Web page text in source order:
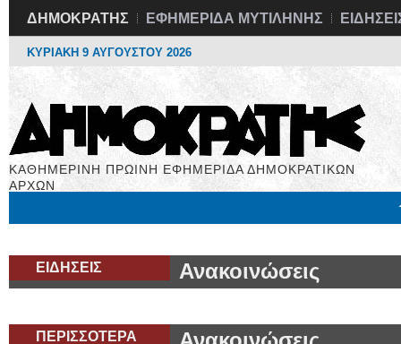
ΔΗΜΟΚΡΑΤΗΣ ΕΦΗΜΕΡΙΔΑ ΜΥΤΙΛΗΝΗΣ
ΚΥΡΙΑΚΗ 9 ΑΥΓΟΥΣΤΟΥ 2026
ΚΑΘΗΜΕΡΙΝΗ ΠΡΩΙΝΗ ΕΦΗΜΕΡΙΔΑ ΔΗΜΟΚΡΑΤΙΚΩΝ
ΑΡΧΩΝ
ΕΙΔΗΣΕΙΣ Ανακοινώσεις
ΠΕΡΙΣΣΟΤΕΡΑ